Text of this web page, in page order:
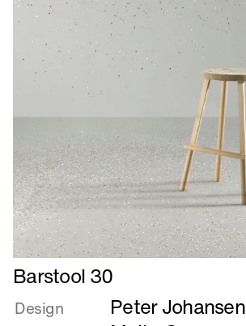
Læs
mere
om
Barstool 30
Design Peter Johansen